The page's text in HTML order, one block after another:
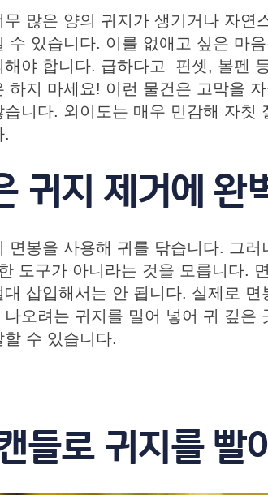
많은 양의 귀지가 생기거나 자연
수 있습니다. 이를 없애고 싶은 마
해야 합니다. 급하다고 핀셋, 볼펜
하지 마세요! 이런 물건은 고막을
습니다. 외이도는 매우 민감해 자칫
.
귀지 제거에 완
면봉을 사용해 귀를 닦습니다. 그러
도구가 아니라는 것을 모릅니다.
대 삽입해서는 안 됩니다. 실제로
나오려는 귀지를 밀어 넣어 귀 깊은
수 있습니다.
들로 귀지를 빨